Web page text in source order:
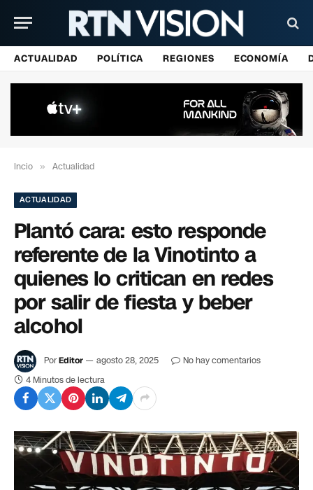
ACTUALIDAD POLÍTICA REGIONES ECONOMÍA
Incio » Actualidad
ACTUALIDAD
Plantó cara: esto responde
referente de la Vinotinto a
quienes lo critican en redes
por salir de fiesta y beber
alcohol
PorEditor agosto 28, 2025
No hay comentarios
4 Minutos de lectura